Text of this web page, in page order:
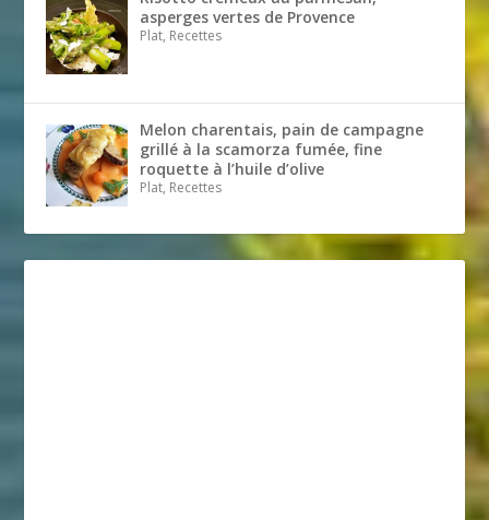
asperges vertes de Provence
Plat, Recettes
Melon charentais, pain de campagne
grillé à la scamorza fumée, fine
roquette à l’huile d’olive
Plat, Recettes